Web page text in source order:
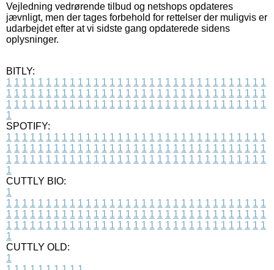
Vejledning vedrørende tilbud og netshops opdateres
jævnligt, men der tages forbehold for rettelser der muligvis er
udarbejdet efter at vi sidste gang opdaterede sidens
oplysninger.
BITLY:
1 1 1 1 1 1 1 1 1 1 1 1 1 1 1 1 1 1 1 1 1 1 1 1 1 1 1 1 1 1 1 1 1
1 1 1 1 1 1 1 1 1 1 1 1 1 1 1 1 1 1 1 1 1 1 1 1 1 1 1 1 1 1 1 1 1
1 1 1 1 1 1 1 1 1 1 1 1 1 1 1 1 1 1 1 1 1 1 1 1 1 1 1 1 1 1 1 1 1
1
SPOTIFY:
1 1 1 1 1 1 1 1 1 1 1 1 1 1 1 1 1 1 1 1 1 1 1 1 1 1 1 1 1 1 1 1 1
1 1 1 1 1 1 1 1 1 1 1 1 1 1 1 1 1 1 1 1 1 1 1 1 1 1 1 1 1 1 1 1 1
1 1 1 1 1 1 1 1 1 1 1 1 1 1 1 1 1 1 1 1 1 1 1 1 1 1 1 1 1 1 1 1 1
1
CUTTLY BIO:
1
1 1 1 1 1 1 1 1 1 1 1 1 1 1 1 1 1 1 1 1 1 1 1 1 1 1 1 1 1 1 1 1 1
1 1 1 1 1 1 1 1 1 1 1 1 1 1 1 1 1 1 1 1 1 1 1 1 1 1 1 1 1 1 1 1 1
1 1 1 1 1 1 1 1 1 1 1 1 1 1 1 1 1 1 1 1 1 1 1 1 1 1 1 1 1 1 1 1 1
1
CUTTLY OLD:
1